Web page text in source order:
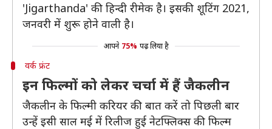
'Jigarthanda' की हिन्दी रीमेक है। इसकी शूटिंग 2021,
जनवरी में शुरू होने वाली है।
आपने 75% पढ़ लिया है
वर्क फ्रंट
इन फिल्मों को लेकर चर्चा में हैं जैकलीन
जैकलीन के फिल्मी करियर की बात करें तो पिछली बार
उन्हें इसी साल मई में रिलीज हुई नेटफ्लिक्स की फिल्म